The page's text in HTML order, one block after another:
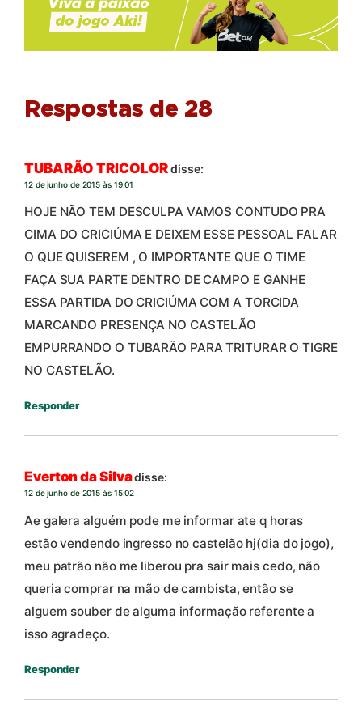
Respostas de 28
TUBARÃO TRICOLORdisse:
12 de junho de 2015 às 19:01
HOJE NÃO TEM DESCULPA VAMOS CONTUDO PRA
CIMA DO CRICIÚMA E DEIXEM ESSE PESSOAL FALAR
O QUE QUISEREM , O IMPORTANTE QUE O TIME
FAÇA SUA PARTE DENTRO DE CAMPO E GANHE
ESSA PARTIDA DO CRICIÚMA COM A TORCIDA
MARCANDO PRESENÇA NO CASTELÃO
EMPURRANDO O TUBARÃO PARA TRITURAR O TIGRE
NO CASTELÃO.
Responder
Everton da Silvadisse:
12 de junho de 2015 às 15:02
Ae galera alguém pode me informar ate q horas
estão vendendo ingresso no castelão hj(dia do jogo),
meu patrão não me liberou pra sair mais cedo, não
queria comprar na mão de cambista, então se
alguem souber de alguma informação referente a
isso agradeço.
Responder